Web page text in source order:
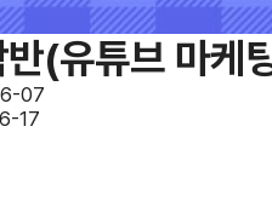
(유튜브 마케
07
17